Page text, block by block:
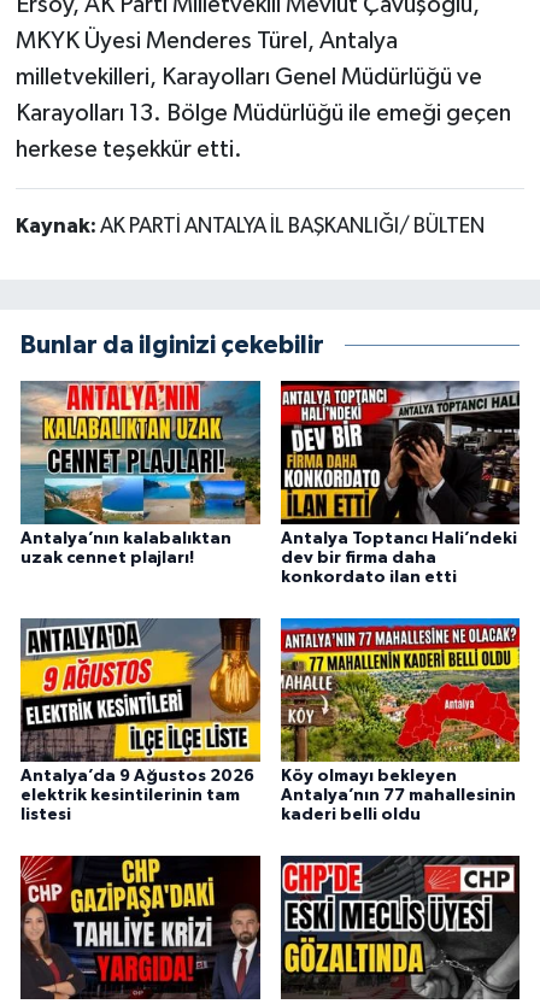
MKYK Üyesi Menderes Türel, Antalya
milletvekilleri, Karayolları Genel Müdürlüğü ve
Karayolları 13. Bölge Müdürlüğü ile emeği geçen
herkese teşekkür etti.
Kaynak: AK PARTİ ANTALYA İL BAŞKANLIĞI/ BÜLTEN
Bunlar da ilginizi çekebilir
Antalya’nın kalabalıktan
uzak cennet plajları!
Antalya Toptancı Hali’ndeki
dev bir firma daha
konkordato ilan etti
Antalya’da 9 Ağustos 2026
elektrik kesintilerinin tam
listesi
Köy olmayı bekleyen
Antalya’nın 77 mahallesinin
kaderi belli oldu